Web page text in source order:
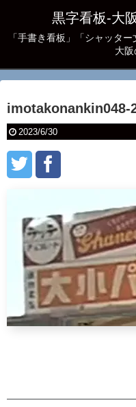
黒字看板‐大
「手書き看板」「シャッタ
大
imotakonankin048-
2023/6/30